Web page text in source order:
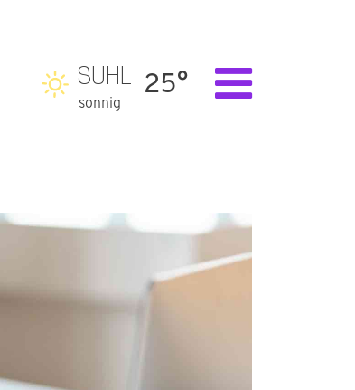
SUHL
sonnig
25°